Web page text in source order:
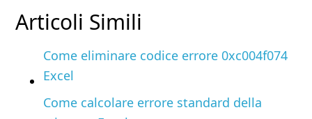
Articoli Simili
Come eliminare codice errore 0xc004f074
Excel
Come calcolare errore standard della